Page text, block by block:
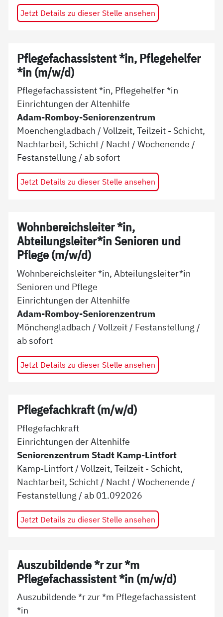
Jetzt Details zu dieser Stelle ansehen
Pflegefachassistent *in, Pflegehelfer
*in (m/w/d)
Pflegefachassistent *in, Pflegehelfer *in
Einrichtungen der Altenhilfe
Adam-Romboy-Seniorenzentrum
Moenchengladbach /Vollzeit, Teilzeit - Schicht,
Nachtarbeit, Schicht / Nacht / Wochenende /
Festanstellung / absofort
Jetzt Details zu dieser Stelle ansehen
Wohnbereichsleiter *in,
Abteilungsleiter*in Senioren und
Pflege (m/w/d)
Wohnbereichsleiter *in, Abteilungsleiter*in
Senioren und Pflege
Einrichtungen der Altenhilfe
Adam-Romboy-Seniorenzentrum
Mönchengladbach /Vollzeit / Festanstellung /
absofort
Jetzt Details zu dieser Stelle ansehen
Pflegefachkraft (m/w/d)
Pflegefachkraft
Einrichtungen der Altenhilfe
Seniorenzentrum Stadt Kamp-Lintfort
Kamp-Lintfort /Vollzeit, Teilzeit - Schicht,
Nachtarbeit, Schicht / Nacht / Wochenende /
Festanstellung / ab 01.092026
Jetzt Details zu dieser Stelle ansehen
Auszubildende *r zur *m
Pflegefachassistent *in (m/w/d)
Auszubildende *r zur *m Pflegefachassistent
*in